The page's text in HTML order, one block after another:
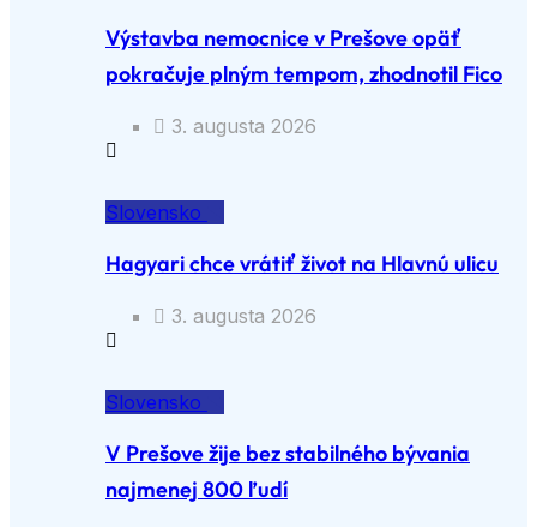
Výstavba nemocnice v Prešove opäť
pokračuje plným tempom, zhodnotil Fico
3. augusta 2026
Slovensko
Hagyari chce vrátiť život na Hlavnú ulicu
3. augusta 2026
Slovensko
V Prešove žije bez stabilného bývania
najmenej 800 ľudí